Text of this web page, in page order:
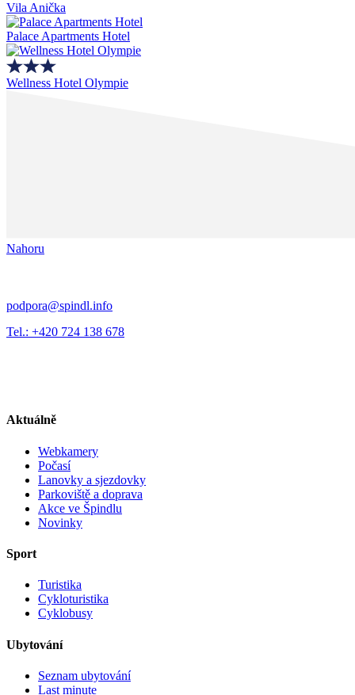
Vila Anička
Palace Apartments Hotel
Wellness Hotel Olympie
Nahoru
podpora@spindl.info
Tel.: +420 724 138 678
Aktuálně
Webkamery
Počasí
Lanovky a sjezdovky
Parkoviště a doprava
Akce ve Špindlu
Novinky
Sport
Turistika
Cykloturistika
Cyklobusy
Ubytování
Seznam ubytování
Last minute